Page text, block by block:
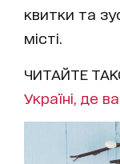
квитки та
місті.
ЧИТАЙТЕ
Україні, де